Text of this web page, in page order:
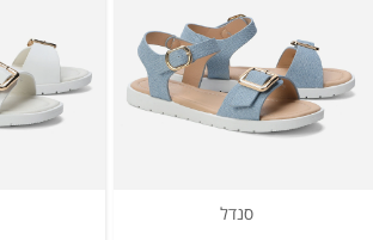
סנדל